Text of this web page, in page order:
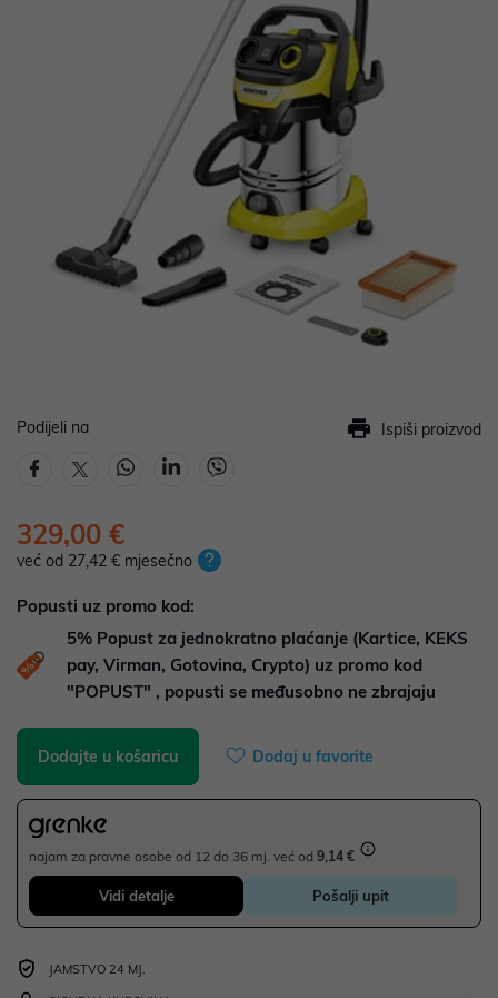
Podijeli na Ispiši proizvod
329,00 €
već od 27,42 € mjesečno
Popusti uz promo kod:
5% Popust za jednokratno plaćanje (Kartice, KEKS
pay, Virman, Gotovina, Crypto) uz promo kod
"POPUST" , popusti se međusobno ne zbrajaju
Dodajte u košaricu Dodaj u favorite
najam za pravne osobe od 12 do 36 mj. već od 9,14 €
Vidi detalje Pošalji upit
JAMSTVO 24 MJ.